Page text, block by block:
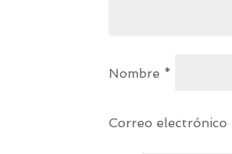
Nombre *
Correo electrónico